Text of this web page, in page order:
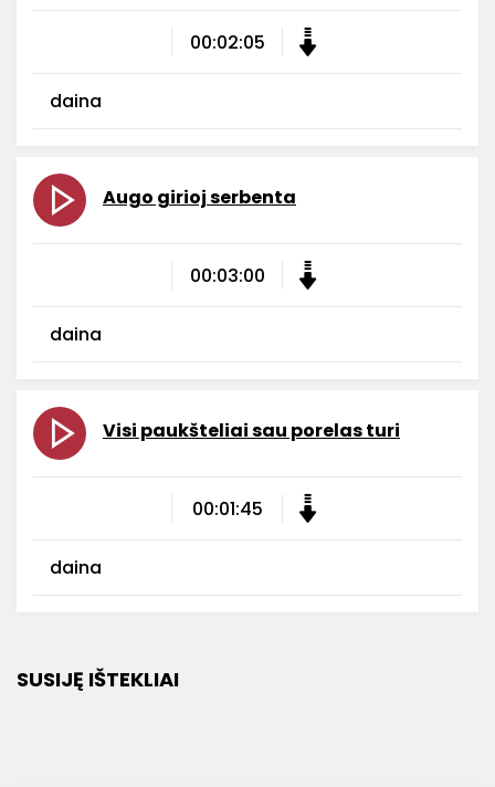
00:02:05
daina
Augo girioj serbenta
00:03:00
daina
Visi paukšteliai sau porelas turi
00:01:45
daina
SUSIJĘ IŠTEKLIAI